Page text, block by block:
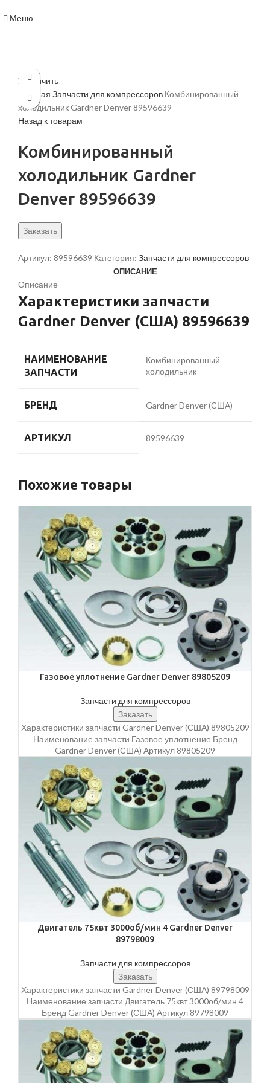
Меню
Увеличить
Главная Запчасти для компрессоров Комбинированный
холодильник Gardner Denver 89596639
Назад к товарам
Комбинированный
холодильник Gardner
Denver 89596639
Заказать
Артикул: 89596639 Категория: Запчасти для компрессоров
ОПИСАНИЕ
Описание
Характеристики запчасти
Gardner Denver (США) 89596639
НАИМЕНОВАНИЕ
ЗАПЧАСТИ
Комбинированный
холодильник
БРЕНД Gardner Denver (США)
АРТИКУЛ 89596639
Похожие товары
Газовое уплотнение Gardner Denver 89805209
Запчасти для компрессоров
Заказать
Характеристики запчасти Gardner Denver (США) 89805209
Наименование запчасти Газовое уплотнение Бренд
Gardner Denver (США) Артикул 89805209
Двигатель 75квт 3000об/мин 4 Gardner Denver
89798009
Запчасти для компрессоров
Заказать
Характеристики запчасти Gardner Denver (США) 89798009
Наименование запчасти Двигатель 75квт 3000об/мин 4
Бренд Gardner Denver (США) Артикул 89798009